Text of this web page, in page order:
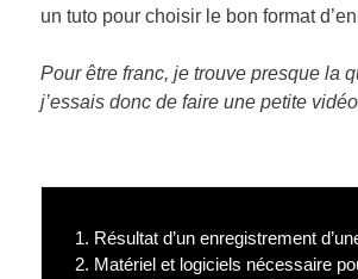
un tuto pour choisir le bon format
Pour être franc, je trouve presque la
j’essais donc de faire une petite
1. Résultat d’un enregistrement
2. Matériel et logiciels nécessaire